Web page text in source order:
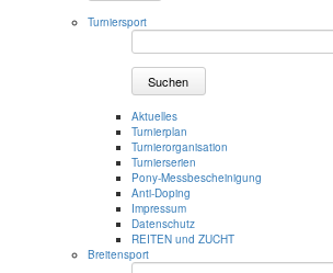
Turniersport
Suchen
Aktuelles
Turnierplan
Turnierorganisation
Turnierserien
Pony-Messbescheinigung
Anti-Doping
Impressum
Datenschutz
REITEN und ZUCHT
Breitensport